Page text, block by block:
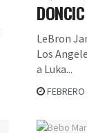
DONCIC
LeBron
Los
a Luka...